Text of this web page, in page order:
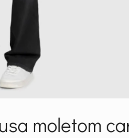
moletom